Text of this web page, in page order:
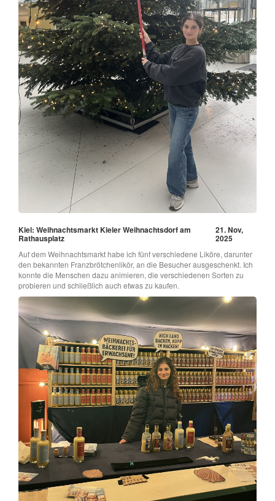
Kiel: Weihnachtsmarkt Kieler Weihnachtsdorf am
Rathausplatz
21. Nov,
2025
Auf dem Weihnachtsmarkt habe ich fünf verschiedene Liköre, darunter
den bekannten Franzbrötchenlikör, an die Besucher ausgeschenkt. Ich
konnte die Menschen dazu animieren, die verschiedenen Sorten zu
probieren und schließlich auch etwas zu kaufen.